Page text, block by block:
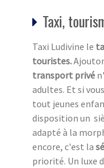
Taxi,
Taxi Ludivine le
touristes.
transport privé
adultes. Et si
tout jeunes
disposition un
adapté à la
encore, c'est la
priorité. Un luxe